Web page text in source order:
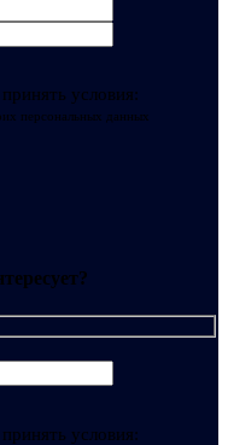
условия:
персональных данных
условия: